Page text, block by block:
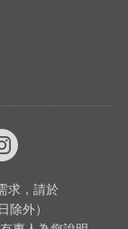
求，請於
除外）